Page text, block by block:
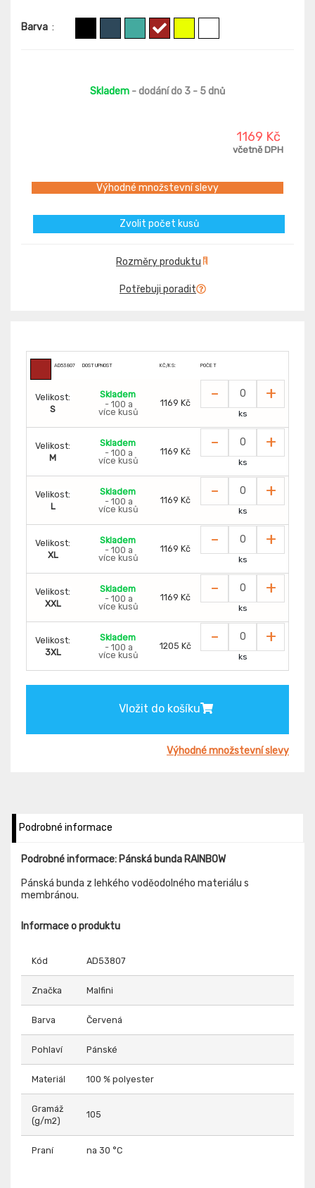
Barva :
Skladem - dodání do 3 - 5 dnů
1169 Kč
včetně DPH
Výhodné množstevní slevy
Zvolit počet kusů
Rozměry produktu
Potřebuji poradit
AD53807 DOSTUPNOST KČ/KS: POČET
Velikost:
S
Skladem
- 100 a
více kusů
1169 Kč - +
ks
Velikost:
M
Skladem
- 100 a
více kusů
1169 Kč - +
ks
Velikost:
L
Skladem
- 100 a
více kusů
1169 Kč - +
ks
Velikost:
XL
Skladem
- 100 a
více kusů
1169 Kč - +
ks
Velikost:
XXL
Skladem
- 100 a
více kusů
1169 Kč - +
ks
Velikost:
3XL
Skladem
- 100 a
více kusů
1205 Kč - +
ks
Vložit do košíku
Výhodné množstevní slevy
Podrobné informace
Podrobné informace: Pánská bunda RAINBOW
Pánská bunda z lehkého voděodolného materiálu s
membránou.
Informace o produktu
Kód AD53807
Značka Malfini
Barva Červená
Pohlaví Pánské
Materiál 100 % polyester
Gramáž
(g/m2)
105
Praní na 30 °C